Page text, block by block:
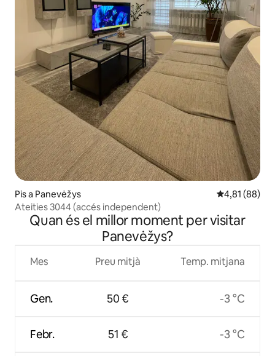
Pis a Panevėžys 4,81 de
4,81 (88)
Ateities 3044 (accés independent)
Quan és el millor moment per visitar
Panevėžys?
Mes
Gen.
Febr.
Preu mitjà
50 €
51 €
Temp. mitjana
-3 °C
-3 °C